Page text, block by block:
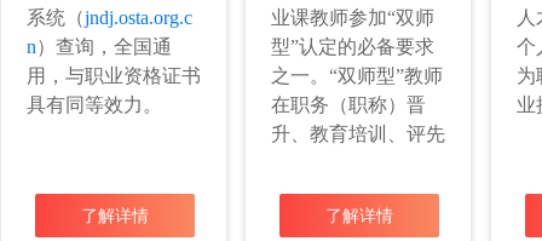
系统（jndj.osta.org.c
n）查询，全国通
用，与职业资格证书
具有同等效力。
了解详情
业课教师参加“双师
型”认定的必备要求
之一。“双师型”教师
在职务（职称）晋
升、教育培训、评先
了解详情
个
为
业